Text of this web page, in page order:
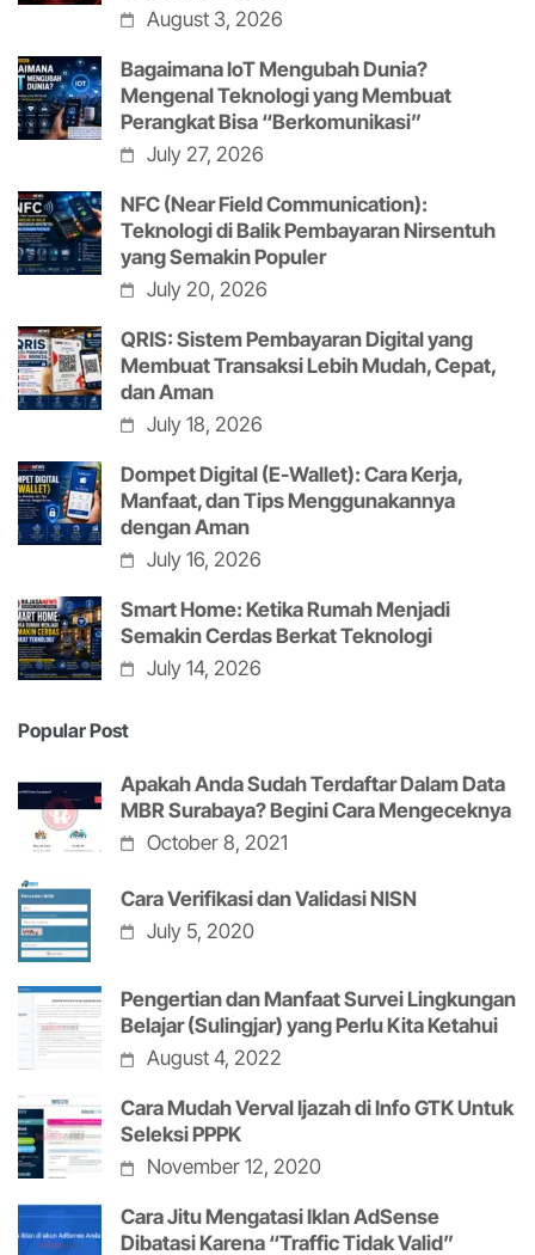
August 3, 2026
Bagaimana IoT Mengubah Dunia?
Mengenal Teknologi yang Membuat
Perangkat Bisa “Berkomunikasi”
July 27, 2026
NFC (Near Field Communication):
Teknologi di Balik Pembayaran Nirsentuh
yang Semakin Populer
July 20, 2026
QRIS: Sistem Pembayaran Digital yang
Membuat Transaksi Lebih Mudah, Cepat,
dan Aman
July 18, 2026
Dompet Digital (E-Wallet): Cara Kerja,
Manfaat, dan Tips Menggunakannya
dengan Aman
July 16, 2026
Smart Home: Ketika Rumah Menjadi
Semakin Cerdas Berkat Teknologi
July 14, 2026
Popular Post
Apakah Anda Sudah Terdaftar Dalam Data
MBR Surabaya? Begini Cara Mengeceknya
October 8, 2021
Cara Verifikasi dan Validasi NISN
July 5, 2020
Pengertian dan Manfaat Survei Lingkungan
Belajar (Sulingjar) yang Perlu Kita Ketahui
August 4, 2022
Cara Mudah Verval Ijazah di Info GTK Untuk
Seleksi PPPK
November 12, 2020
Cara Jitu Mengatasi Iklan AdSense
Dibatasi Karena “Traffic Tidak Valid”